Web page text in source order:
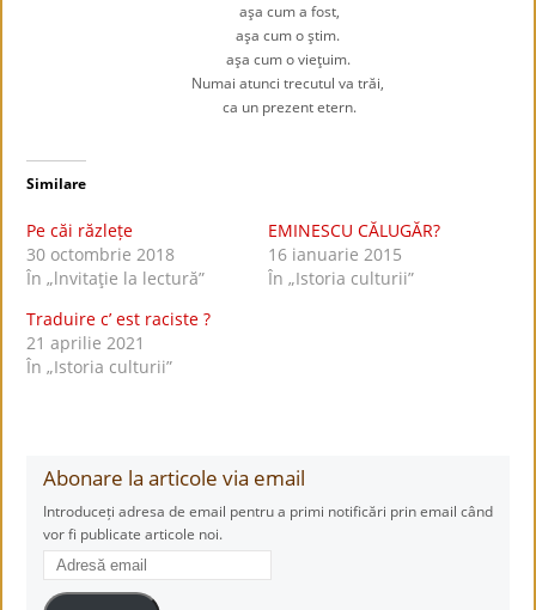
aşa cum a fost,
aşa cum o ştim.
aşa cum o vieţuim.
Numai atunci trecutul va trăi,
ca un prezent etern.
Similare
Pe căi răzlețe
30 octombrie 2018
În „lnvitaţie la lectură”
EMINESCU CĂLUGĂR?
16 ianuarie 2015
În „Istoria culturii”
Traduire c’ est raciste ?
21 aprilie 2021
În „Istoria culturii”
Abonare la articole via email
Introduceți adresa de email pentru a primi notificări prin email când
vor fi publicate articole noi.
Adresă
email